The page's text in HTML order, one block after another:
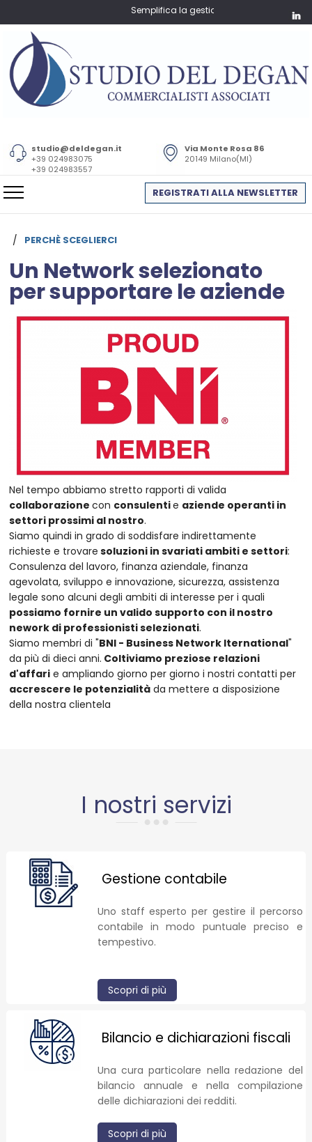
Semplifica la gestione amministrativa e
Via Monte Rosa 86
20149 Milano(MI)
studio@deldegan.it
+39 024983075
+39 024983557
REGISTRATI ALLA NEWSLETTER
/ PERCHÈ SCEGLIERCI
Un Network selezionato
per supportare le aziende
Nel tempo abbiamo stretto rapporti di valida
collaborazionecon consulentie aziende operanti in
settori prossimi al nostro.
Siamo quindi in grado di soddisfare indirettamente
richieste e trovare soluzioni in svariati ambiti e settori:
Consulenza del lavoro, finanza aziendale, finanza
agevolata, sviluppo e innovazione, sicurezza, assistenza
legale sono alcuni degli ambiti di interesse per i quali
possiamo fornire un valido supporto con il nostro
nework di professionisti selezionati.
Siamo membri di "BNI - Business Network Iternational"
da più di dieci anni. Coltiviamo preziose relazioni
d'affari e ampliando giorno per giorno i nostri contatti per
accrescere le potenzialità da mettere a disposizione
della nostra clientela
I nostri servizi
Gestione contabile
Uno staff esperto per gestire il percorso
contabile in modo puntuale preciso e
tempestivo.
Scopri di più
Bilancio e dichiarazioni fiscali
Una cura particolare nella redazione del
bilancio annuale e nella compilazione
delle dichiarazioni dei redditi.
Scopri di più